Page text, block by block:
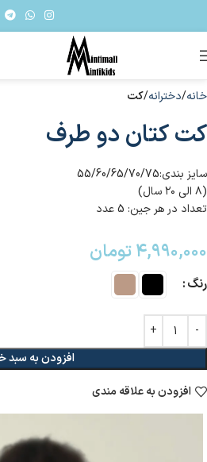
خانه دخترانه کت
کت کتان دو طرف
سایز بندی:55/60/65/70/75
(۸ الی ۲۰ سال)
تعداد در هر جین: 5 عدد
۴,۹۹۰,۰۰۰تومان
رنگ
افزودن به سبد
افزودن به علاقه مندی